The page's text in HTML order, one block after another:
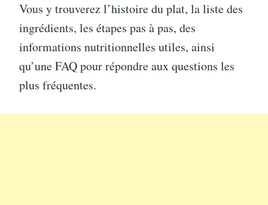
Vous y trouverez l’histoire du plat, la liste des
ingrédients, les étapes pas à pas, des
informations nutritionnelles utiles, ainsi
qu’une FAQ pour répondre aux questions les
plus fréquentes.